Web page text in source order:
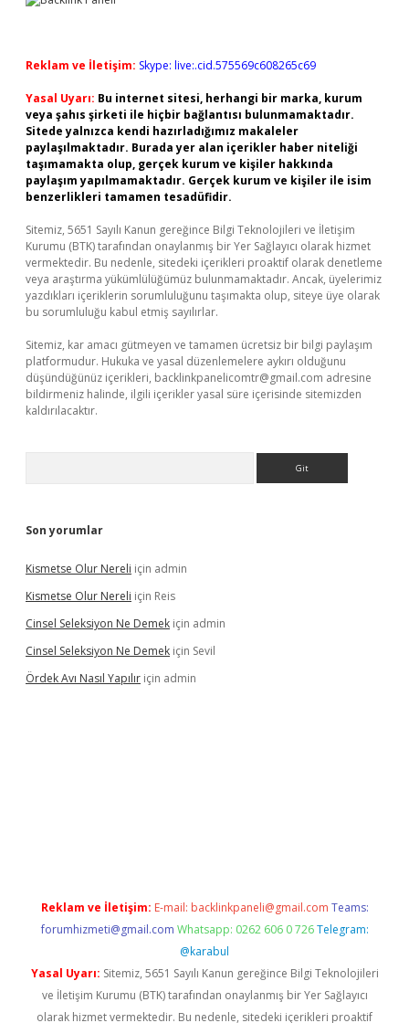
Reklam ve İletişim: Skype: live:.cid.575569c608265c69
Yasal Uyarı: Bu internet sitesi, herhangi bir marka, kurum
veya şahıs şirketi ile hiçbir bağlantısı bulunmamaktadır.
Sitede yalnızca kendi hazırladığımız makaleler
paylaşılmaktadır. Burada yer alan içerikler haber niteliği
taşımamakta olup, gerçek kurum ve kişiler hakkında
paylaşım yapılmamaktadır. Gerçek kurum ve kişiler ile isim
benzerlikleri tamamen tesadüfidir.
Sitemiz, 5651 Sayılı Kanun gereğince Bilgi Teknolojileri ve İletişim
Kurumu (BTK) tarafından onaylanmış bir Yer Sağlayıcı olarak hizmet
vermektedir. Bu nedenle, sitedeki içerikleri proaktif olarak denetleme
veya araştırma yükümlülüğümüz bulunmamaktadır. Ancak, üyelerimiz
yazdıkları içeriklerin sorumluluğunu taşımakta olup, siteye üye olarak
bu sorumluluğu kabul etmiş sayılırlar.
Sitemiz, kar amacı gütmeyen ve tamamen ücretsiz bir bilgi paylaşım
platformudur. Hukuka ve yasal düzenlemelere aykırı olduğunu
düşündüğünüz içerikleri, backlinkpanelicomtr@gmail.com adresine
bildirmeniz halinde, ilgili içerikler yasal süre içerisinde sitemizden
kaldırılacaktır.
Son yorumlar
Kismetse Olur Nereli için admin
Kismetse Olur Nereli için Reis
Cinsel Seleksiyon Ne Demek için admin
Cinsel Seleksiyon Ne Demek için Sevil
Ördek Avı Nasıl Yapılır için admin
Reklam ve İletişim: E-mail: backlinkpaneli@gmail.com Teams:
forumhizmeti@gmail.com Whatsapp: 0262 606 0 726 Telegram:
@karabul
Yasal Uyarı: Sitemiz, 5651 Sayılı Kanun gereğince Bilgi Teknolojileri
ve İletişim Kurumu (BTK) tarafından onaylanmış bir Yer Sağlayıcı
olarak hizmet vermektedir. Bu nedenle, sitedeki içerikleri proaktif